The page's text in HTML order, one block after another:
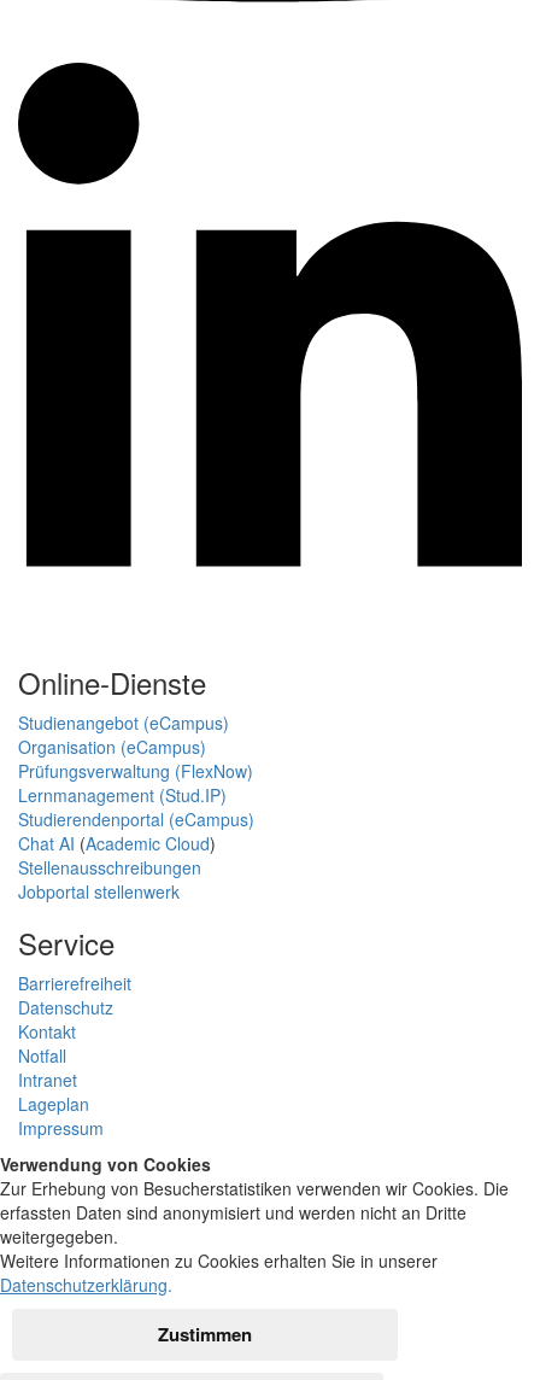
Online-Dienste
Studienangebot (eCampus)
Organisation (eCampus)
Prüfungsverwaltung (FlexNow)
Lernmanagement (Stud.IP)
Studierendenportal (eCampus)
Chat AI (Academic Cloud)
Stellenausschreibungen
Jobportal stellenwerk
Service
Barrierefreiheit
Datenschutz
Kontakt
Notfall
Intranet
Lageplan
Impressum
Verwendung von Cookies
Zur Erhebung von Besucherstatistiken verwenden wir Cookies. Die
erfassten Daten sind anonymisiert und werden nicht an Dritte
weitergegeben.
Weitere Informationen zu Cookies erhalten Sie in unserer
Datenschutzerklärung.
Zustimmen